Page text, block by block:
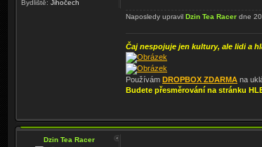
Bydliště: Jihočech
Naposledy upravil Dzin Tea Racer dne
Čaj nespojuje jen kultury, ale lidi a
Používám DROPBOX ZDARMA na
Budete přesměrování na stránku
Dzin Tea Racer